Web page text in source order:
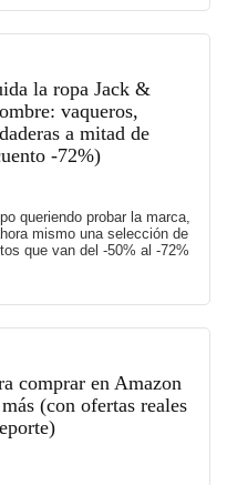
la ropa Jack &
vaqueros,
a mitad de
-72%)
queriendo probar la marca,
mismo una selección de
que van del -50% al -72%
comprar en Amazon
(con ofertas reales